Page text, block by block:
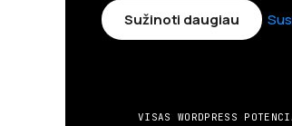
Sužinoti daugiau
VISAS WORDPRESS